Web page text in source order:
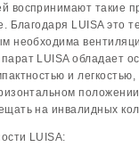
воспринимают такие
Благодаря LUISA это
необходима
LUISA обладает
и легкостью,
на инвалидных
LUISA: